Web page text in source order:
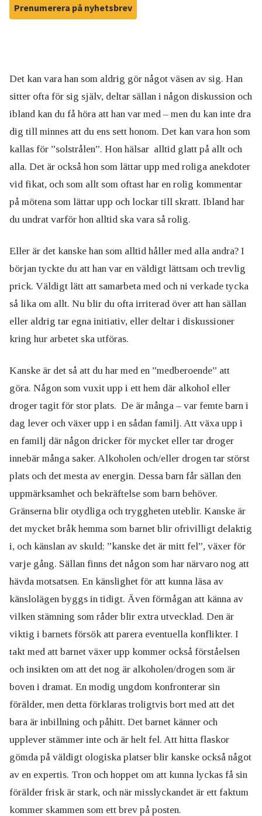
Prenumerera på nyhetsbrev
Det kan vara han som aldrig gör något väsen av sig. Han
sitter ofta för sig själv, deltar sällan i någon diskussion och
ibland kan du få höra att han var med – men du kan inte dra
dig till minnes att du ens sett honom. Det kan vara hon som
kallas för ”solstrålen”. Hon hälsar alltid glatt på allt och
alla. Det är också hon som lättar upp med roliga anekdoter
vid fikat, och som allt som oftast har en rolig kommentar
på mötena som lättar upp och lockar till skratt. Ibland har
du undrat varför hon alltid ska vara så rolig.
Eller är det kanske han som alltid håller med alla andra? I
början tyckte du att han var en väldigt lättsam och trevlig
prick. Väldigt lätt att samarbeta med och ni verkade tycka
så lika om allt. Nu blir du ofta irriterad över att han sällan
eller aldrig tar egna initiativ, eller deltar i diskussioner
kring hur arbetet ska utföras.
Kanske är det så att du har med en ”medberoende” att
göra. Någon som vuxit upp i ett hem där alkohol eller
droger tagit för stor plats. De är många – var femte barn i
dag lever och växer upp i en sådan familj. Att växa upp i
en familj där någon dricker för mycket eller tar droger
innebär många saker. Alkoholen och/eller drogen tar störst
plats och det mesta av energin. Dessa barn får sällan den
uppmärksamhet och bekräftelse som barn behöver.
Gränserna blir otydliga och tryggheten uteblir. Kanske är
det mycket bråk hemma som barnet blir ofrivilligt delaktig
i, och känslan av skuld; ”kanske det är mitt fel”, växer för
varje gång. Sällan finns det någon som har närvaro nog att
hävda motsatsen. En känslighet för att kunna läsa av
känslolägen byggs in tidigt. Även förmågan att känna av
vilken stämning som råder blir extra utvecklad. Den är
viktig i barnets försök att parera eventuella konflikter. I
takt med att barnet växer upp kommer också förståelsen
och insikten om att det nog är alkoholen/drogen som är
boven i dramat. En modig ungdom konfronterar sin
förälder, men detta förklaras troligtvis bort med att det
bara är inbillning och påhitt. Det barnet känner och
upplever stämmer inte och är helt fel. Att hitta flaskor
gömda på väldigt ologiska platser blir kanske också något
av en expertis. Tron och hoppet om att kunna lyckas få sin
förälder frisk är stark, och när misslyckandet är ett faktum
kommer skammen som ett brev på posten.